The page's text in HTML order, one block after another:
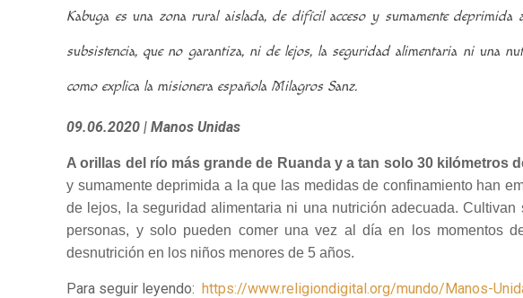
Kabuga es una zona rural aislada, de difícil acceso y sumamente
subsistencia, que no garantiza, ni de lejos, la seguridad alimentaria ni una
como explica la misionera española Milagros Sanz.
09.06.2020 | Manos Unidas
A orillas del río más grande de Ruanda y a tan solo 30 kilómetros
y sumamente deprimida a la que las medidas de confinamiento han
de lejos, la seguridad alimentaria ni una nutrición adecuada.
personas, y solo pueden comer una vez al día en los momentos
desnutrición en los niños menores de 5 años.
Para seguir leyendo:https://www.religiondigital.org/mundo/Manos-